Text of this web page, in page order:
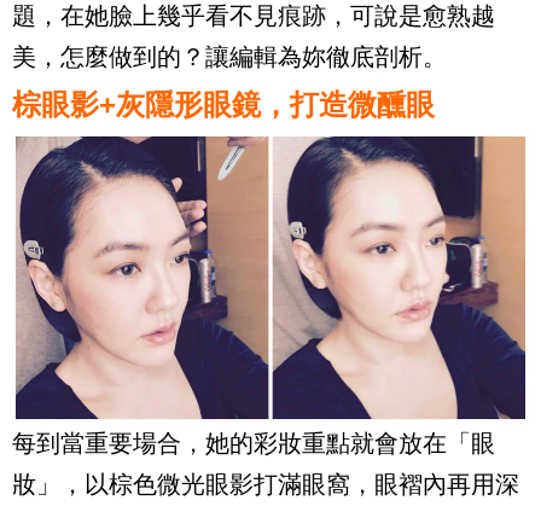
題，在她臉上幾乎看不見痕跡，可說是愈熟越
美，怎麼做到的？讓編輯為妳徹底剖析。
棕眼影+灰隱形眼鏡，打造微醺眼
每到當重要場合，她的彩妝重點就會放在「眼
妝」，以棕色微光眼影打滿眼窩，眼褶內再用深